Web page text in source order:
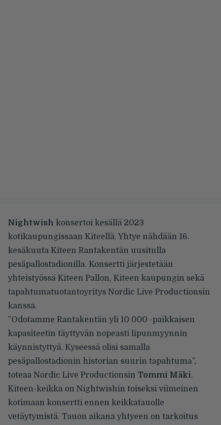
Nightwish konsertoi kesällä 2023
kotikaupungissaan Kiteellä. Yhtye nähdään 16.
kesäkuuta Kiteen Rantakentän uusitulla
pesäpallostadionilla. Konsertti järjestetään
yhteistyössä Kiteen Pallon, Kiteen kaupungin sekä
tapahtumatuotantoyritys Nordic Live Productionsin
kanssa.
”Odotamme Rantakentän yli 10 000 -paikkaisen
kapasiteetin täyttyvän nopeasti lipunmyynnin
käynnistyttyä. Kyseessä olisi samalla
pesäpallostadionin historian suurin tapahtuma”,
toteaa Nordic Live Productionsin Tommi Mäki.
Kiteen-keikka on Nightwishin toiseksi viimeinen
kotimaan konsertti ennen keikkatauolle
vetäytymistä. Tauon aikana yhtyeen on tarkoitus